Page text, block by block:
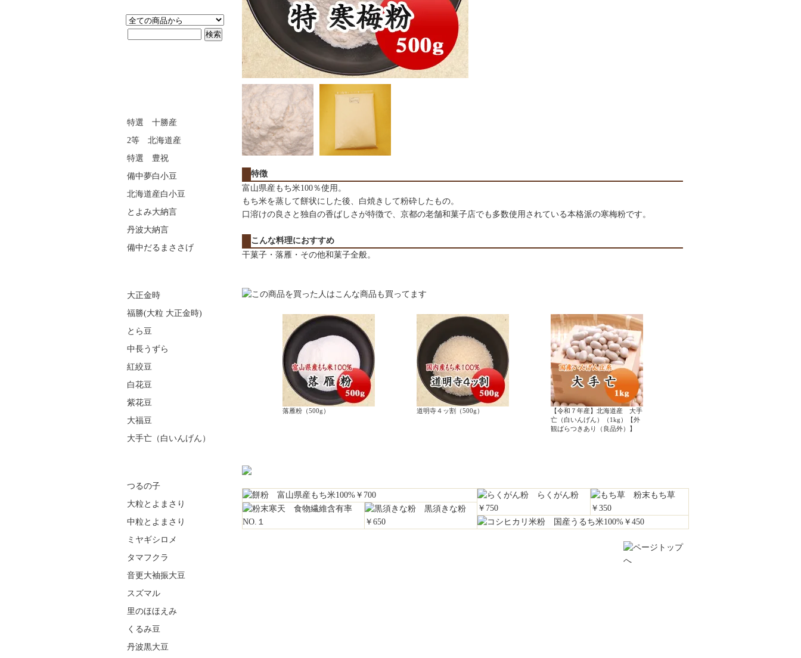
特選 十勝産
2等 北海道産
特選 豊祝
備中夢白小豆
北海道産白小豆
とよみ大納言
丹波大納言
備中だるまささげ
大正金時
福勝(大粒 大正金時)
とら豆
中長うずら
紅絞豆
白花豆
紫花豆
大福豆
大手亡（白いんげん）
つるの子
大粒とよまさり
中粒とよまさり
ミヤギシロメ
タマフクラ
音更大袖振大豆
スズマル
里のほほえみ
くるみ豆
丹波黒大豆
特徴
富山県産もち米100％使用。
もち米を蒸して餅状にした後、白焼きして粉砕したもの。
口溶けの良さと独自の香ばしさが特徴で、京都の老舗和菓子店でも多数使用されている本格派の寒梅粉です。
こんな料理におすすめ
干菓子・落雁・その他和菓子全般。
落雁粉（500g） 道明寺４ッ割（500g）
【令和７年産】北海道産 大手
亡（白いんげん）（1kg）【外
観ばらつきあり（良品外）】
富山県産もち米100%￥700
らくがん粉
￥750
粉末もち草
￥350
食物繊維含有率
NO.１
黒須きな粉
￥650
国産うるち米100%￥450